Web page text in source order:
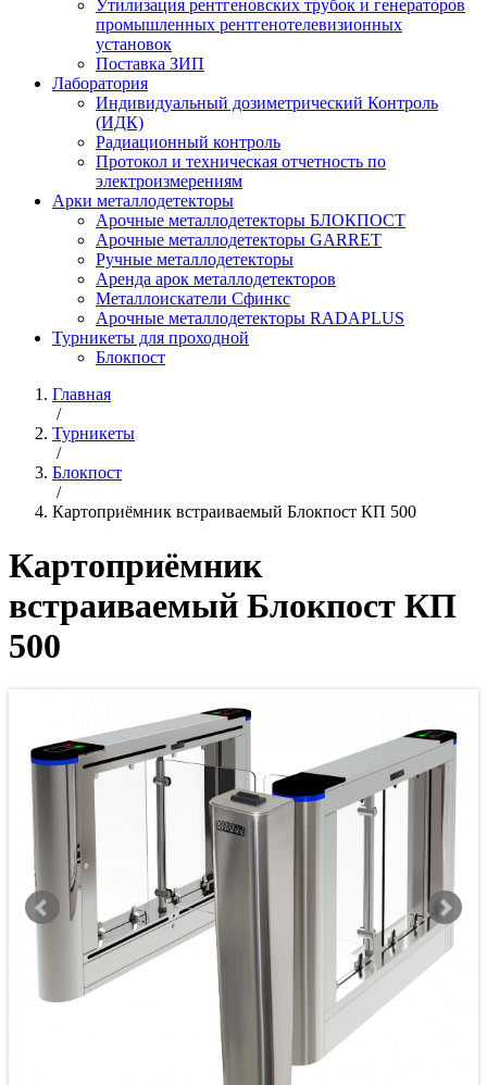
Утилизация рентгеновских трубок и генераторов
промышленных рентгенотелевизионных
установок
Поставка ЗИП
Лаборатория
Индивидуальный дозиметрический Контроль
(ИДК)
Радиационный контроль
Протокол и техническая отчетность по
электроизмерениям
Арки металлодетекторы
Арочные металлодетекторы БЛОКПОСТ
Арочные металлодетекторы GARRET
Ручные металлодетекторы
Аренда арок металлодетекторов
Металлоискатели Сфинкс
Арочные металлодетекторы RADAPLUS
Турникеты для проходной
Блокпост
Главная
/
Турникеты
/
Блокпост
/
Картоприёмник встраиваемый Блокпост КП 500
Картоприёмник
встраиваемый Блокпост КП
500